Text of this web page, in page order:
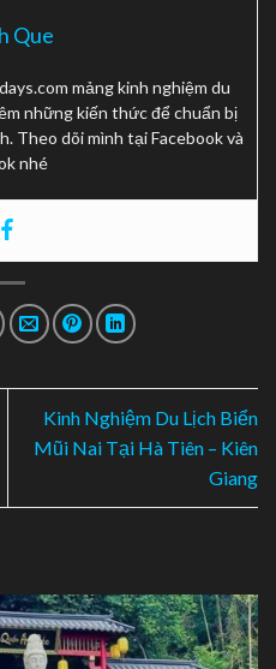
Que
mảng kinh nghiệm du
những kiến thức để chuẩn bị
Theo dõi mình tại Facebook và
nhé
Kinh Nghiệm Du Lịch Biển
Mũi Nai Tại Hà Tiên – Kiên
Giang